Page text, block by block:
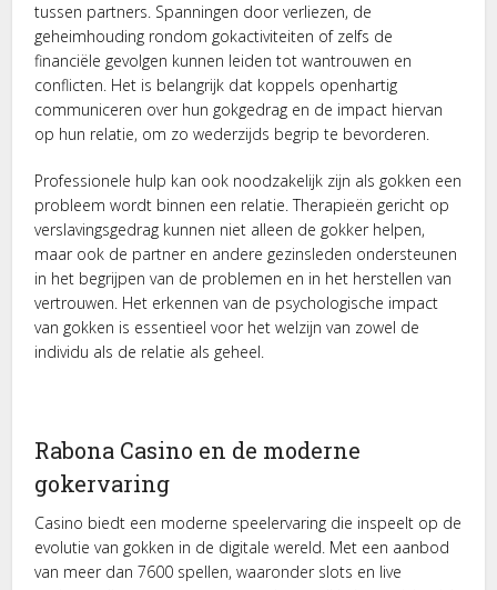
tussen partners. Spanningen door verliezen, de
geheimhouding rondom gokactiviteiten of zelfs de
financiële gevolgen kunnen leiden tot wantrouwen en
conflicten. Het is belangrijk dat koppels openhartig
communiceren over hun gokgedrag en de impact hiervan
op hun relatie, om zo wederzijds begrip te bevorderen.
Professionele hulp kan ook noodzakelijk zijn als gokken een
probleem wordt binnen een relatie. Therapieën gericht op
verslavingsgedrag kunnen niet alleen de gokker helpen,
maar ook de partner en andere gezinsleden ondersteunen
in het begrijpen van de problemen en in het herstellen van
vertrouwen. Het erkennen van de psychologische impact
van gokken is essentieel voor het welzijn van zowel de
individu als de relatie als geheel.
Rabona Casino en de moderne
gokervaring
Casino biedt een moderne speelervaring die inspeelt op de
evolutie van gokken in de digitale wereld. Met een aanbod
van meer dan 7600 spellen, waaronder slots en live